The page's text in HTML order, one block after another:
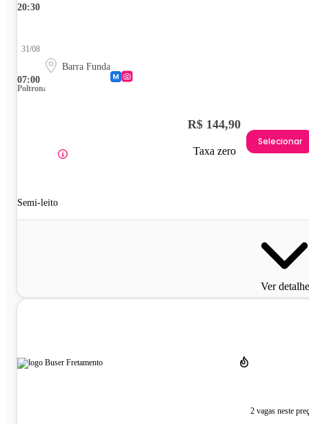
20:30
07:00
31/08
Barra Funda
Poltrona
Semi-leito
R$ 144,90
Taxa zero
Selecionar
Ver
2 vagas neste